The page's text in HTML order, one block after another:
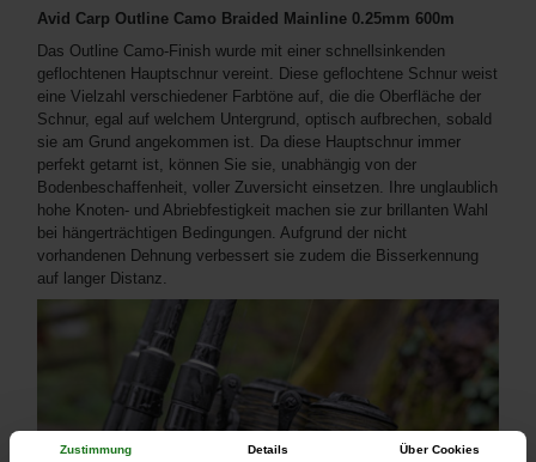
Zustimmung Details Über Cookies
Avid Carp Outline Camo Braided Mainline 0.25mm 600m
Das Outline Camo-Finish wurde mit einer schnellsinkenden
geflochtenen Hauptschnur vereint. Diese geflochtene Schnur weist
eine Vielzahl verschiedener Farbtöne auf, die die Oberfläche der
Schnur, egal auf welchem Untergrund, optisch aufbrechen, sobald
sie am Grund angekommen ist. Da diese Hauptschnur immer
perfekt getarnt ist, können Sie sie, unabhängig von der
Bodenbeschaffenheit, voller Zuversicht einsetzen. Ihre unglaublich
hohe Knoten- und Abriebfestigkeit machen sie zur brillanten Wahl
bei hängerträchtigen Bedingungen. Aufgrund der nicht
vorhandenen Dehnung verbessert sie zudem die Bisserkennung
auf langer Distanz.